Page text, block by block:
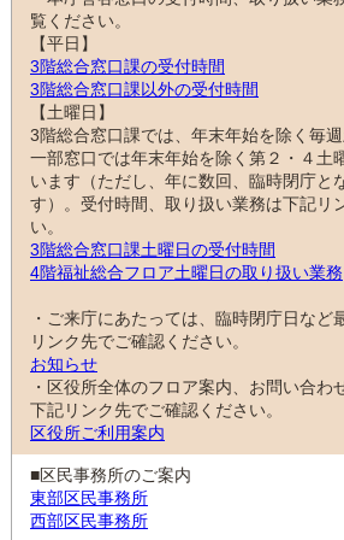
覧ください。
【平日】
3階総合窓口課の受付時間
3階総合窓口課以外の受付時間
【土曜日】
3階総合窓口課では、年末年始を除く毎
一部窓口では年末年始を除く第２・４土
います（ただし、年に数回、臨時閉庁と
す）。受付時間、取り扱い業務は下記リ
い。
3階総合窓口課土曜日の受付時間
4階福祉総合フロア土曜日の取り扱い業務
・ご来庁にあたっては、臨時閉庁日など
リンク先でご確認ください。
お知らせ
・区役所全体のフロア案内、お問い合わ
下記リンク先でご確認ください。
区役所ご利用案内
■区民事務所のご案内
東部区民事務所
西部区民事務所